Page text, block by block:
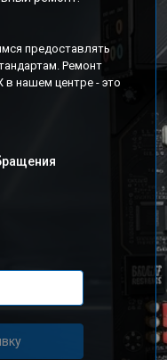
предоставлять
Ремонт
в нашем центре - это